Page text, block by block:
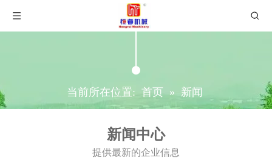
当前所在位置: 首页 » 新闻
新闻中心
提供最新的企业信息